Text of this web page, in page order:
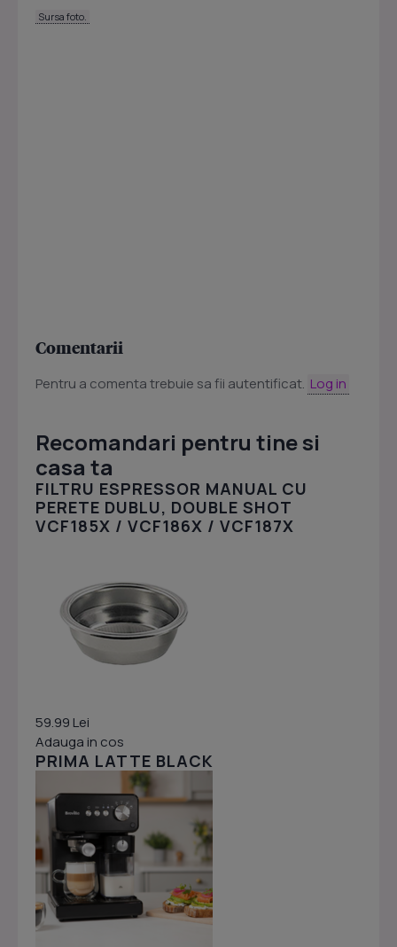
Sursa foto.
Comentarii
Pentru a comenta trebuie sa fii autentificat. Log in
Recomandari pentru tine si
casa ta
FILTRU ESPRESSOR MANUAL CU
PERETE DUBLU, DOUBLE SHOT
VCF185X / VCF186X / VCF187X
59.99 Lei
Adauga in cos
PRIMA LATTE BLACK